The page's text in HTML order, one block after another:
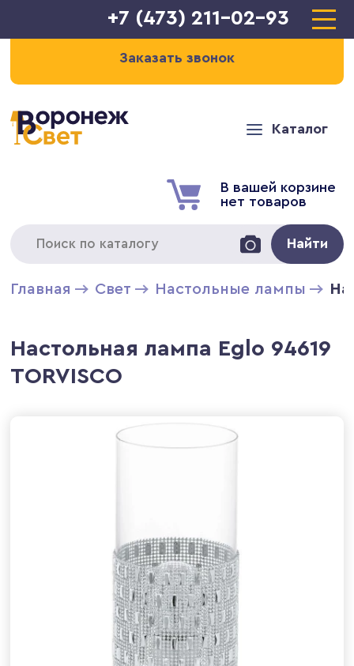
+7 (473) 211-02-93
Заказать звонок
Каталог
В вашей корзине
нет товаров
Найти
Главная Свет Настольные лампы
Настольная лампа Eglo 94619
TORVISCO